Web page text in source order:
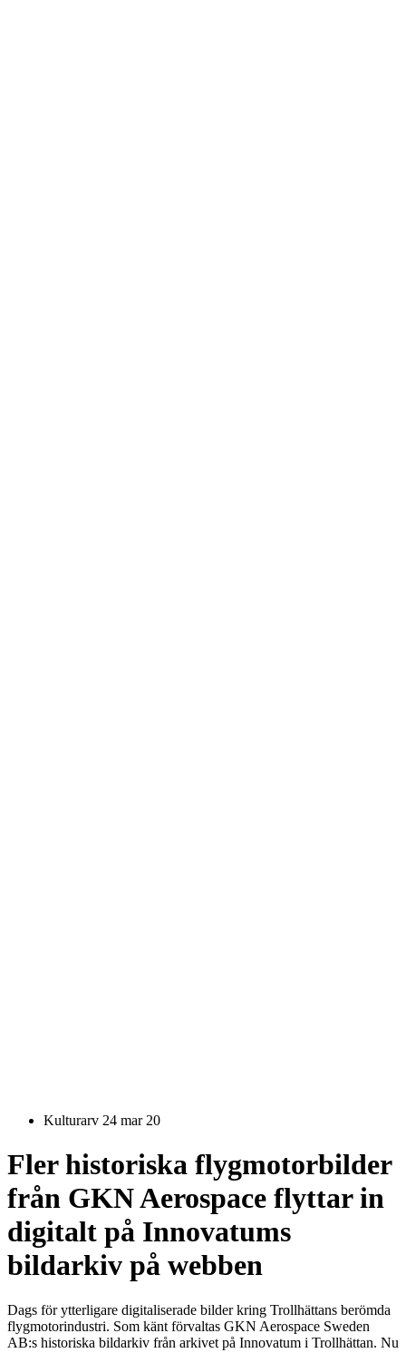
Kulturarv 24 mar 20
Fler historiska flygmotorbilder
från GKN Aerospace flyttar in
digitalt på Innovatums
bildarkiv på webben
Dags för ytterligare digitaliserade bilder kring Trollhättans berömda
flygmotorindustri. Som känt förvaltas GKN Aerospace Sweden
AB:s historiska bildarkiv från arkivet på Innovatum i Trollhättan. Nu